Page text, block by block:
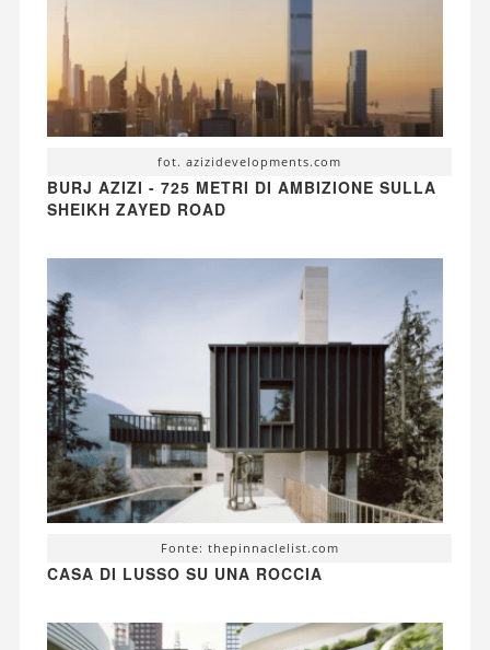
fot. azizidevelopments.com
BURJ AZIZI - 725 METRI DI AMBIZIONE SULLA
SHEIKH ZAYED ROAD
Fonte: thepinnaclelist.com
CASA DI LUSSO SU UNA ROCCIA